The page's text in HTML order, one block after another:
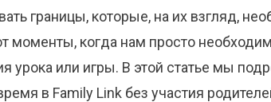
границы, которые, на их взгляд,
моменты, когда нам просто
урока или игры. В этой статье мы
в Family Link без участия